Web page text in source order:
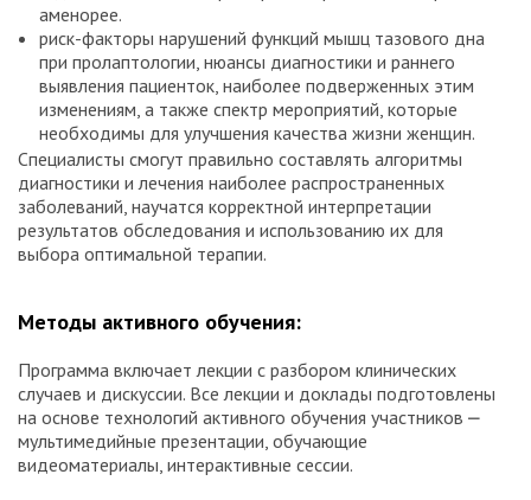
аменорее.
риск-факторы нарушений функций мышц тазового дна
при пролаптологии, нюансы диагностики и раннего
выявления пациенток, наиболее подверженных этим
изменениям, а также спектр мероприятий, которые
необходимы для улучшения качества жизни женщин.
Специалисты смогут правильно составлять алгоритмы
диагностики и лечения наиболее распространенных
заболеваний, научатся корректной интерпретации
результатов обследования и использованию их для
выбора оптимальной терапии.
Методы активного обучения:
Программа включает лекции с разбором клинических
случаев и дискуссии. Все лекции и доклады подготовлены
на основе технологий активного обучения участников ⎼
мультимедийные презентации, обучающие
видеоматериалы, интерактивные сессии.